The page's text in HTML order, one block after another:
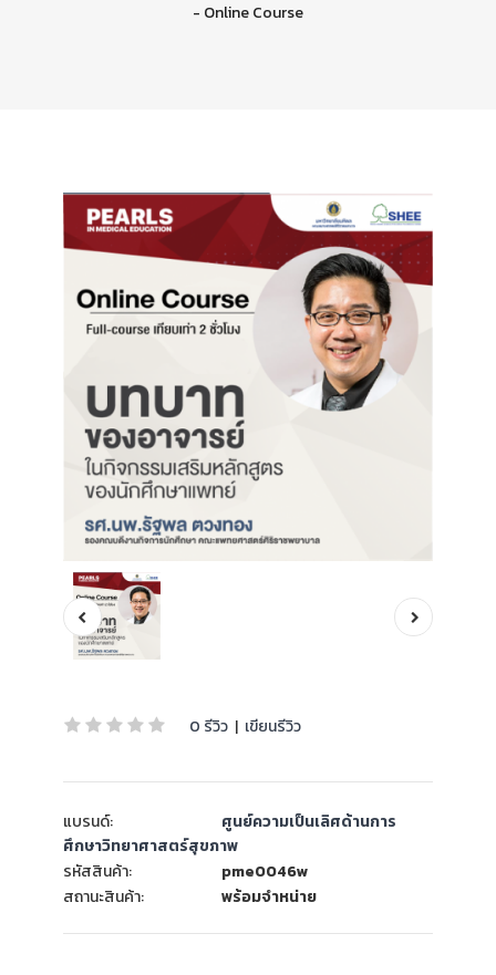
- Online Course
0 รีวิว | เขียนรีวิว
แบรนด์:
ศูนย์ความเป็นเลิศด้านการ
ศึกษาวิทยาศาสตร์สุขภาพ
รหัสสินค้า:
pme0046w
สถานะสินค้า:
พร้อมจำหน่าย